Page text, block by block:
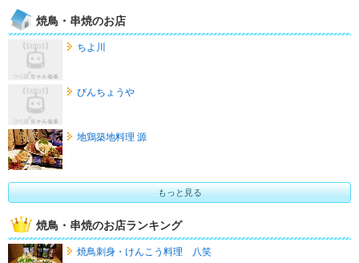
焼鳥・串焼のお店
ちよ川
びんちょうや
地鶏築地料理 源
もっと見る
焼鳥・串焼のお店ランキング
焼鳥刺身・けんこう料理 八笑